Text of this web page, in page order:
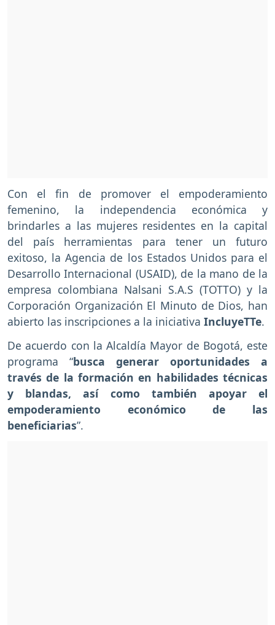
Con el fin de promover el empoderamiento
femenino, la independencia económica y
brindarles a las mujeres residentes en la capital
del país herramientas para tener un futuro
exitoso, la Agencia de los Estados Unidos para el
Desarrollo Internacional (USAID), de la mano de la
empresa colombiana Nalsani S.A.S (TOTTO) y la
Corporación Organización El Minuto de Dios, han
abierto las inscripciones a la iniciativa IncluyeTTe.
De acuerdo con la Alcaldía Mayor de Bogotá, este
programa “busca generar oportunidades a
través de la formación en habilidades técnicas
y blandas, así como también apoyar el
empoderamiento económico de las
beneficiarias”.